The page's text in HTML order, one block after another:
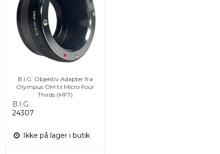
B.I.G. Objektiv Adapter fra
Olympus OM til Micro Four
Thirds (MFT)
B.I.G.
24307
Ikke på lager i butik